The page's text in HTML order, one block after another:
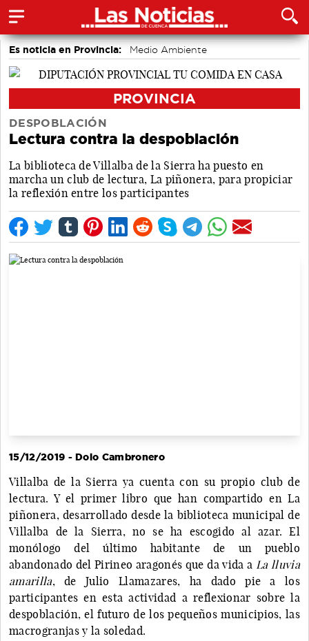
Es noticia en Provincia:
Medio Ambiente
accidentes laborales
PROVINCIA
DESPOBLACIÓN
Lectura contra la despoblación
La biblioteca de Villalba de la Sierra ha puesto en
marcha un club de lectura, La piñonera, para propiciar
la reflexión entre los participantes
15/12/2019 - Dolo Cambronero
Villalba de la Sierra ya cuenta con su propio club de
lectura. Y el primer libro que han compartido en La
piñonera, desarrollado desde la biblioteca municipal de
Villalba de la Sierra, no se ha escogido al azar. El
monólogo del último habitante de un pueblo
abandonado del Pirineo aragonés que da vida a La lluvia
amarilla, de Julio Llamazares, ha dado pie a los
participantes en esta actividad a reflexionar sobre la
despoblación, el futuro de los pequeños municipios, las
macrogranjas y la soledad.